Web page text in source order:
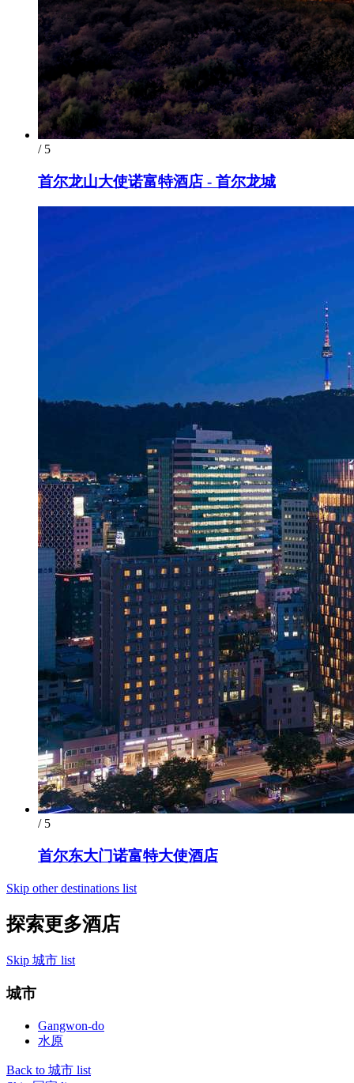
/ 5
首尔龙山大使诺富特酒店 - 首尔龙城
/ 5
首尔东大门诺富特大使酒店
Skip other destinations list
探索更多酒店
Skip 城市 list
城市
Gangwon-do
水原
Back to 城市 list